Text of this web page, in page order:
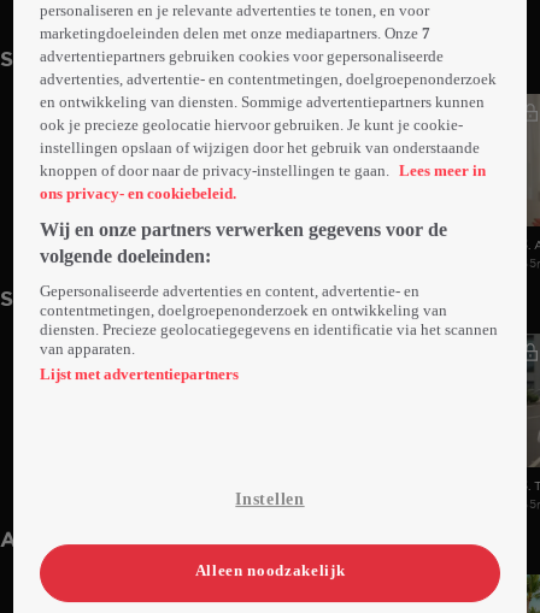
info
Seizoen 17
46min
3.
Seizoen 18
46min
3.
Anderen kijken ook
personaliseren en je relevante advertenties te tonen, en voor
marketingdoeleinden delen met onze mediapartners. Onze7
advertentiepartners gebruiken cookies voor gepersonaliseerde
advertenties, advertentie- en contentmetingen, doelgroepenonderzoek
en ontwikkeling van diensten. Sommige advertentiepartners kunnen
ook je precieze geolocatie hiervoor gebruiken. Je kunt je cookie-
instellingen opslaan of wijzigen door het gebruik van onderstaande
knoppen of door naar de privacy-instellingen te gaan.
Lees meer in
ons privacy- en cookiebeleid.
Wij en onze partners verwerken gegevens voor de
volgende doeleinden:
Gepersonaliseerde advertenties en content, advertentie- en
contentmetingen, doelgroepenonderzoek en ontwikkeling van
diensten. Precieze geolocatiegegevens en identificatie via het scannen
van apparaten.
Lijst met advertentiepartners
Instellen
Alleen noodzakelijk